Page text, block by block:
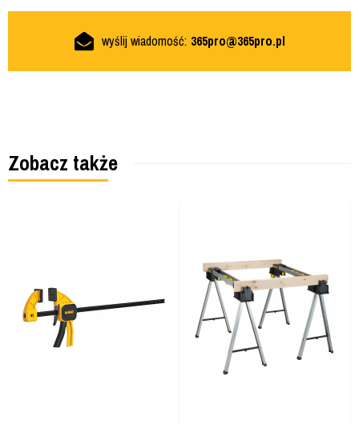
wyślij wiadomość: 365pro@365pro.pl
Zobacz także